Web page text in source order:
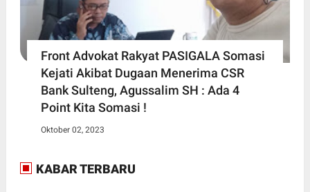
Front Advokat Rakyat PASIGALA Somasi
Kejati Akibat Dugaan Menerima CSR
Bank Sulteng, Agussalim SH : Ada 4
Point Kita Somasi !
Oktober 02, 2023
KABAR TERBARU